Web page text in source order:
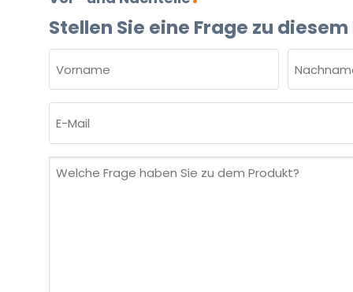
Stellen Sie eine Frage zu
(ERFORDERLICH)
Vorname
Mail
Welche